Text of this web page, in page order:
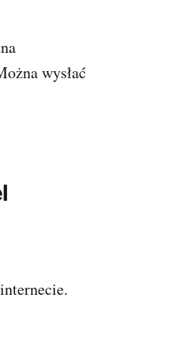
wysłać